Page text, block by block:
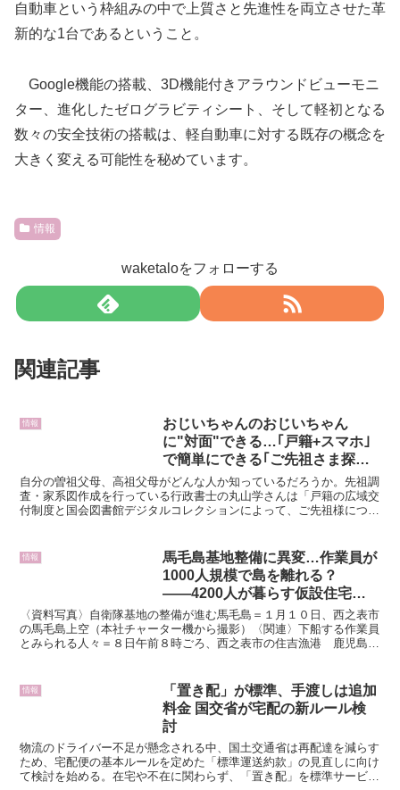
自動車という枠組みの中で上質さと先進性を両立させた革
新的な1台であるということ。
Google機能の搭載、3D機能付きアラウンドビューモニ
ター、進化したゼログラビティシート、そして軽初となる
数々の安全技術の搭載は、軽自動車に対する既存の概念を
大きく変える可能性を秘めています。
情報
waketaloをフォローする
関連記事
情報
おじいちゃんのおじいちゃん
に"対面"できる…｢戸籍+スマホ｣
で簡単にできる｢ご先祖さま探し｣
のススメ亡き父の論文や祖父の写
真作品が見つかることも
自分の曽祖父母、高祖父母がどんな人か知っているだろうか。先祖調
査・家系図作成を行っている行政書士の丸山学さんは「戸籍の広域交
付制度と国会図書館デジタルコレクションによって、ご先祖様につい
情報
馬毛島基地整備に異変…作業員が
1000人規模で島を離れる？
――4200人が暮らす仮設住宅、
電力は発電機頼り…波高く燃料届
かず
〈資料写真〉自衛隊基地の整備が進む馬毛島＝１月１０日、西之表市
の馬毛島上空（本社チャーター機から撮影）〈関連〉下船する作業員
とみられる人々＝８日午前８時ごろ、西之表市の住吉漁港 鹿児島県
情報
「置き配」が標準、手渡しは追加
料金 国交省が宅配の新ルール検
討
物流のドライバー不足が懸念される中、国土交通省は再配達を減らす
ため、宅配便の基本ルールを定めた「標準運送約款」の見直しに向け
て検討を始める。在宅や不在に関わらず、「置き配」を標準サービス